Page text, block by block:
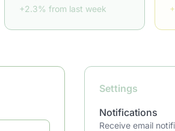
+2.3% from last week
Settings
Notifications
Receive email